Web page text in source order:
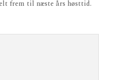
frem til næste års høsttid.